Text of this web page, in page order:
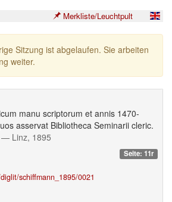
Merkliste/Leuchtpult
Sitzung ist abgelaufen. Sie arbeiten
weiter.
manu scriptorum et annis 1470-
asservat Bibliotheca Seminarii cleric.
— Linz, 1895
Seite: 11r
schiffmann_1895/0021